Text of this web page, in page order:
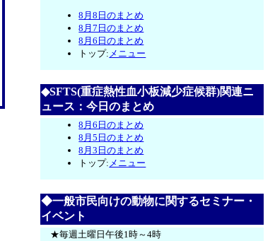
8月8日のまとめ
8月7日のまとめ
8月6日のまとめ
トップ: メニュー
◆SFTS(重症熱性血小板減少症候群)関連ニ
ュース：今日のまとめ
8月6日のまとめ
8月5日のまとめ
8月3日のまとめ
トップ: メニュー
◆一般市民向けの動物に関するセミナー・
イベント
★毎週土曜日午後1時～4時